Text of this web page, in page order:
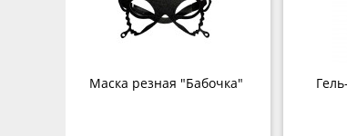
Маска резная "Бабочка"